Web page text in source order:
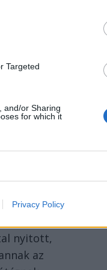
Targeted
and/or Sharing
for which it
Privacy Policy
óriási
el), akik
akik
nyitott,
az